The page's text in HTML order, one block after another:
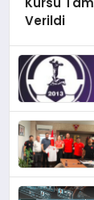
Verildi